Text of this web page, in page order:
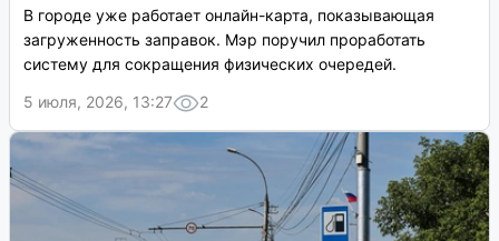
В городе уже работает онлайн-карта, показывающая
загруженность заправок. Мэр поручил проработать
систему для сокращения физических очередей.
5 июля, 2026, 13:27
2